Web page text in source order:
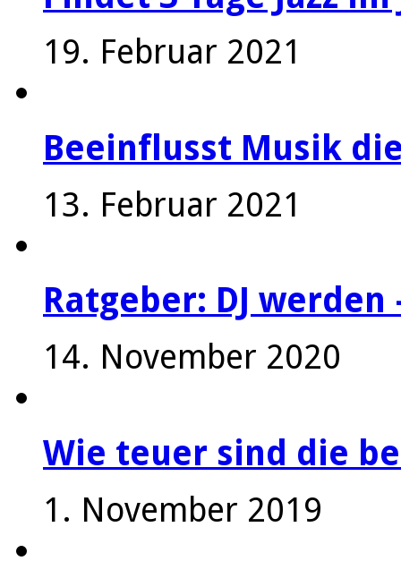
19. Februar 2021
Beeinflusst Musik
13. Februar 2021
Ratgeber: DJ
14. November 2020
Wie teuer sind die
1. November 2019